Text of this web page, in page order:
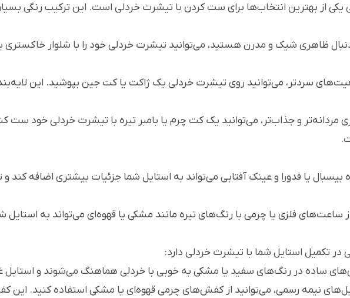
یکی از بهترین انتخاب‌ها برای ست کردن با تیشرت خردلی است. این ترکیب رنگی
ظاهری شیک و مدرن هستید، می‌توانید تیشرت خردلی خود را با شلوار
سردتر، می‌توانید روی تیشرت خردلی یک ژاکت یا کت جین بپوشید. این
مردانه‌تر و جذاب‌تر، می‌توانید یک کت چرم یا بامبر تیره با تیشرت خردلی خود
بیسبال یا فدورا و عینک آفتابی می‌تواند به استایل شما جزئیات بیشتری اضافه
ساعت‌های فلزی یا چرمی با رنگ‌های تیره مانند مشکی یا قهوه‌ای می‌تواند به
تکمیل استایل شما با تیشرت خردلی دارد:
ساده در رنگ‌های سفید یا مشکی به خوبی با خردلی هماهنگ می‌شوند و استایل
نیمه رسمی، می‌توانید از کفش‌های چرمی قهوه‌ای یا مشکی استفاده کنید.